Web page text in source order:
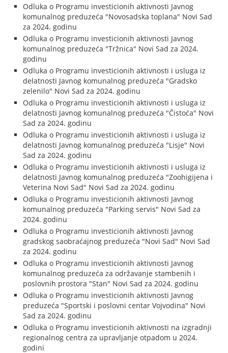
Odluka o Programu investicionih aktivnosti Javnog
komunalnog preduzeća "Novosadska toplana" Novi Sad
za 2024. godinu
Odluka o Programu investicionih aktivnosti Javnog
komunalnog preduzeća "Tržnica" Novi Sad za 2024.
godinu
Odluka o Programu investicionih aktivnosti i usluga iz
delatnosti Javnog komunalnog preduzeća "Gradsko
zelenilo" Novi Sad za 2024. godinu
Odluka o Programu investicionih aktivnosti i usluga iz
delatnosti Javnog komunalnog preduzeća "Čistoća" Novi
Sad za 2024. godinu
Odluka o Programu investicionih aktivnosti i usluga iz
delatnosti Javnog komunalnog preduzeća "Lisje" Novi
Sad za 2024. godinu
Odluka o Programu investicionih aktivnosti i usluga iz
delatnosti Javnog komunalnog preduzeća "Zoohigijena i
Veterina Novi Sad" Novi Sad za 2024. godinu
Odluka o Programu investicionih aktivnosti Javnog
komunalnog preduzeća "Parking servis" Novi Sad za
2024. godinu
Odluka o Programu investicionih aktivnosti Javnog
gradskog saobraćajnog preduzeća "Novi Sad" Novi Sad
za 2024. godinu
Odluka o Programu investicionih aktivnosti Javnog
komunalnog preduzeća za održavanje stambenih i
poslovnih prostora "Stan" Novi Sad za 2024. godinu
Odluka o Programu investicionih aktivnosti Javnog
preduzeća "Sportski i poslovni centar Vojvodina" Novi
Sad za 2024. godinu
Odluka o Programu investicionih aktivnosti na izgradnji
regionalnog centra za upravljanje otpadom u 2024.
godini